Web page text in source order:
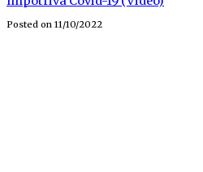
Posted on 11/10/2022